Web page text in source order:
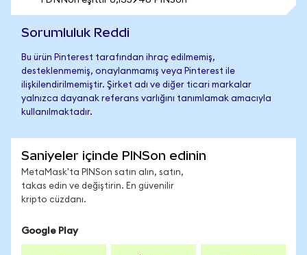
Sorumluluk Reddi
Bu ürün Pinterest tarafından ihraç edilmemiş,
desteklenmemiş, onaylanmamış veya Pinterest ile
ilişkilendirilmemiştir. Şirket adı ve diğer ticari markalar
yalnızca dayanak referans varlığını tanımlamak amacıyla
kullanılmaktadır.
Saniyeler içinde PINSon edinin
MetaMask'ta PINSon satın alın, satın,
takas edin ve değiştirin. En güvenilir
kripto cüzdanı.
Google Play